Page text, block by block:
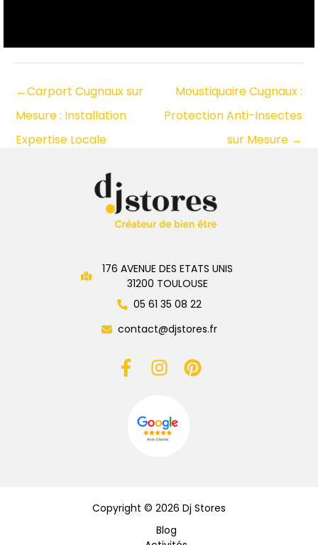
←Carport Cugnaux sur
Mesure : Installation
Expertise Locale
Moustiquaire Cugnaux :
Protection Anti-Insectes
sur Mesure →
176 AVENUE DES ETATS UNIS
31200 TOULOUSE
05 61 35 08 22
contact@djstores.fr
Copyright © 2026 Dj Stores
Blog